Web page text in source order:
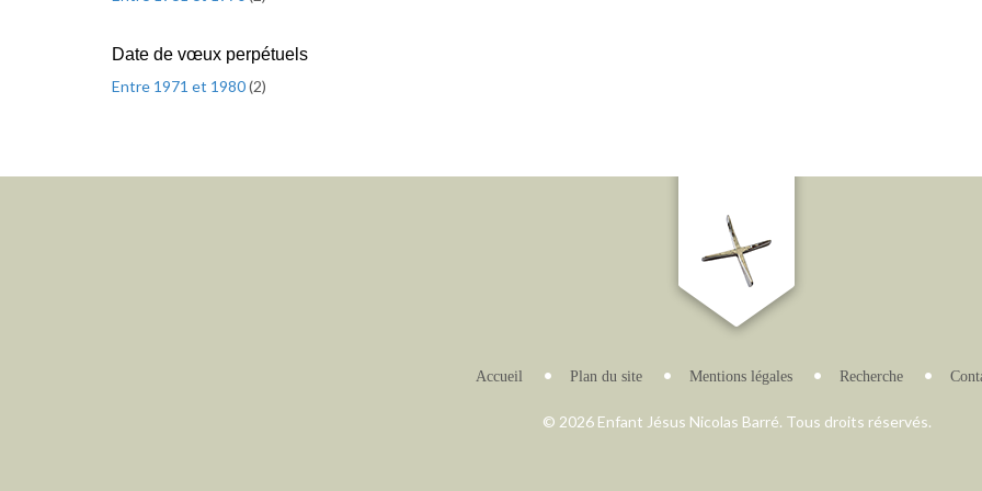
Date de vœux perpétuels
Entre 1971 et 1980(2)
Accueil Plan du site Mentions légales Recherche
© 2026 Enfant Jésus Nicolas Barré. Tous droits réservés.